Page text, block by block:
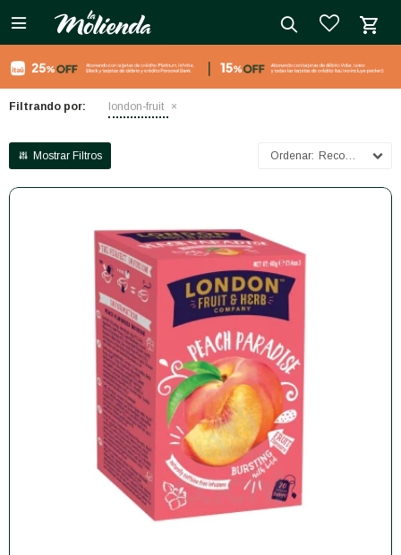

Filtrando por: london-fruit
Recomendados